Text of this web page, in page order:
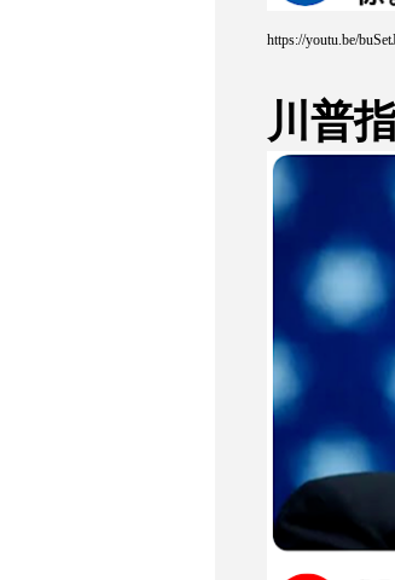
https://youtu.be/
川普